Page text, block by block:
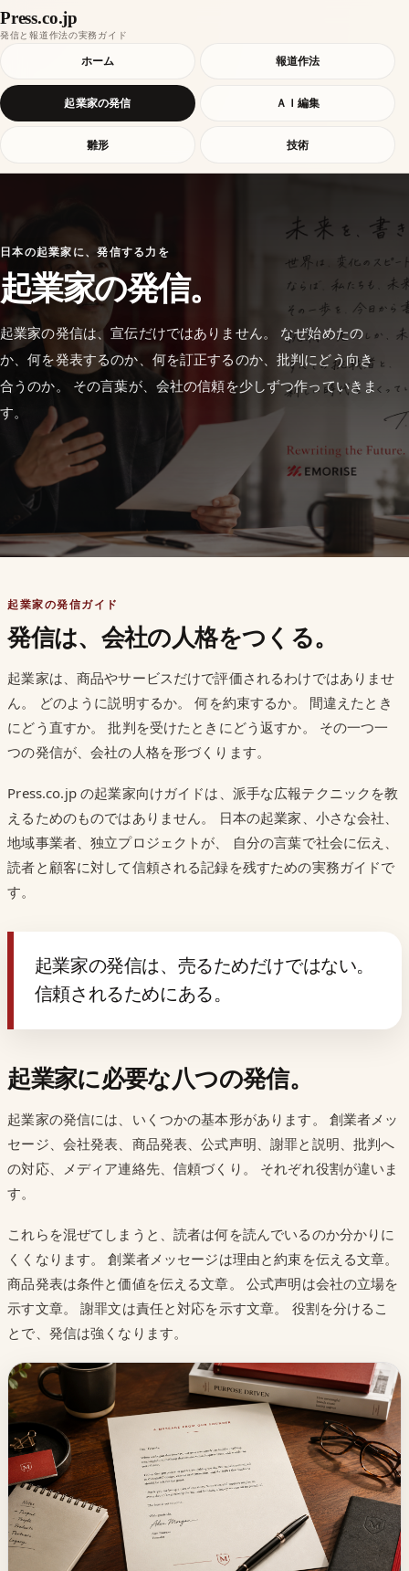
Press.co.jp
発信と報道作法の実務ガイド
ホーム 報道作法
起業家の発信 ＡＩ編集
雛形 技術
日本の起業家に、発信する力を
起業家の発信。
起業家の発信は、宣伝だけではありません。 なぜ始めたの
か、何を発表するのか、何を訂正するのか、批判にどう向き
合うのか。 その言葉が、会社の信頼を少しずつ作っていきま
す。
起業家の発信ガイド
発信は、会社の人格をつくる。
起業家は、商品やサービスだけで評価されるわけではありませ
ん。 どのように説明するか。 何を約束するか。 間違えたとき
にどう直すか。 批判を受けたときにどう返すか。 その一つ一
つの発信が、会社の人格を形づくります。
Press.co.jp の起業家向けガイドは、派手な広報テクニックを教
えるためのものではありません。 日本の起業家、小さな会社、
地域事業者、独立プロジェクトが、 自分の言葉で社会に伝え、
読者と顧客に対して信頼される記録を残すための実務ガイドで
す。
起業家の発信は、売るためだけではない。
信頼されるためにある。
起業家に必要な八つの発信。
起業家の発信には、いくつかの基本形があります。 創業者メッ
セージ、会社発表、商品発表、公式声明、謝罪と説明、批判へ
の対応、メディア連絡先、信頼づくり。 それぞれ役割が違いま
す。
これらを混ぜてしまうと、読者は何を読んでいるのか分かりに
くくなります。 創業者メッセージは理由と約束を伝える文章。
商品発表は条件と価値を伝える文章。 公式声明は会社の立場を
示す文章。 謝罪文は責任と対応を示す文章。 役割を分けるこ
とで、発信は強くなります。